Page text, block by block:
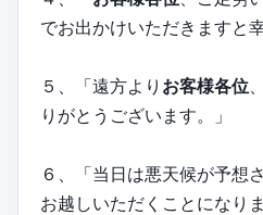
でお出かけいただきますと
５、「遠方より お客様各位
りがとうございます。」
６、「当日は悪天候が予想
お越しいただくことになり